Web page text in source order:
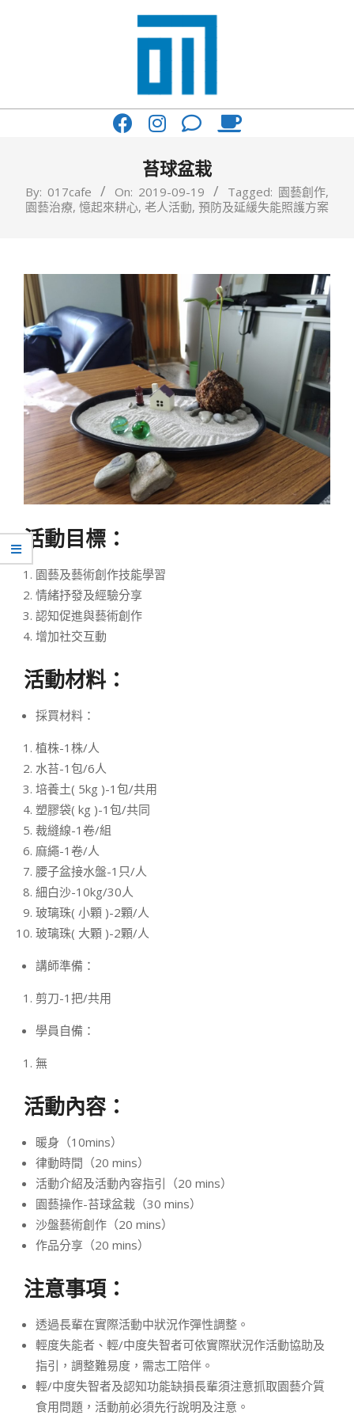
017
你
一
咖
啡
館
苔球盆栽
By: 017cafe On: 2019-09-19 Tagged: 園藝創作,
園藝治療, 憶起來耕心, 老人活動, 預防及延緩失能照護方案
活動目標：
園藝及藝術創作技能學習
情緒抒發及經驗分享
認知促進與藝術創作
增加社交互動
活動材料：
採買材料：
植株-1株/人
水苔-1包/6人
培養土( 5kg )-1包/共用
塑膠袋( kg )-1包/共同
裁縫線-1卷/組
麻繩-1卷/人
腰子盆接水盤-1只/人
細白沙-10kg/30人
玻璃珠( 小顆 )-2顆/人
玻璃珠( 大顆 )-2顆/人
講師準備：
剪刀-1把/共用
學員自備：
無
活動內容：
暖身（10mins）
律動時間（20 mins）
活動介紹及活動內容指引（20 mins）
園藝操作-苔球盆栽（30 mins）
沙盤藝術創作（20 mins）
作品分享（20 mins）
注意事項：
透過長輩在實際活動中狀況作彈性調整。
輕度失能者、輕/中度失智者可依實際狀況作活動協助及
指引，調整難易度，需志工陪伴。
輕/中度失智者及認知功能缺損長輩須注意抓取園藝介質
食用問題，活動前必須先行說明及注意。